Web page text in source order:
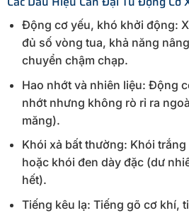
Động cơ yếu, khó khởi động:
đủ số vòng tua, khả năng
chuyển chậm chạp.
Hao nhớt và nhiên liệu: Động
nhớt nhưng không rò rỉ ra
măng).
Khói xả bất thường: Khói
hoặc khói đen dày đặc (dư
hết).
Tiếng kêu lạ: Tiếng gõ cơ khí,